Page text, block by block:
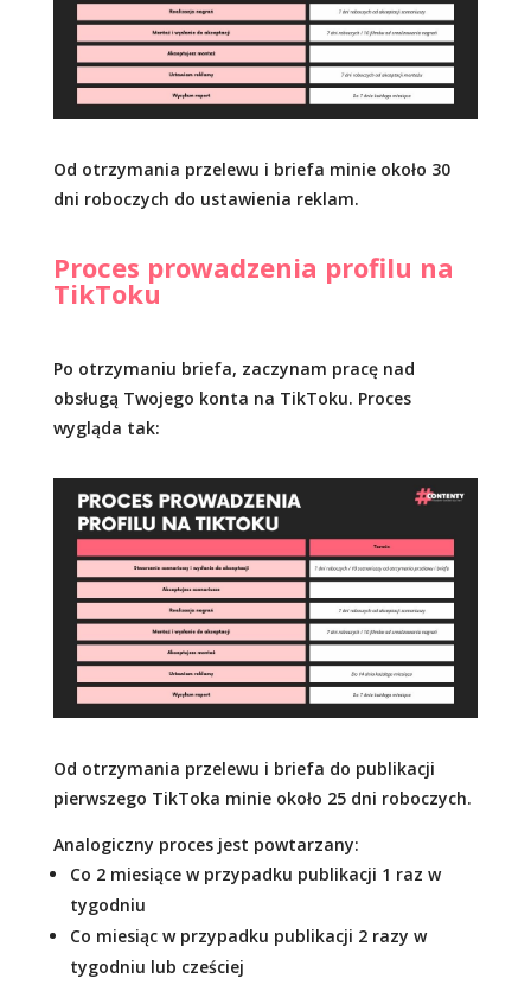
Od otrzymania przelewu i briefa minie około 30
dni roboczych do ustawienia reklam.
Proces prowadzenia profilu na
TikToku
Po otrzymaniu briefa, zaczynam pracę nad
obsługą Twojego konta na TikToku. Proces
wygląda tak:
Od otrzymania przelewu i briefa do publikacji
pierwszego TikToka minie około 25 dni roboczych.
Analogiczny proces jest powtarzany:
Co 2 miesiące w przypadku publikacji 1 raz w
tygodniu
Co miesiąc w przypadku publikacji 2 razy w
tygodniu lub cześciej